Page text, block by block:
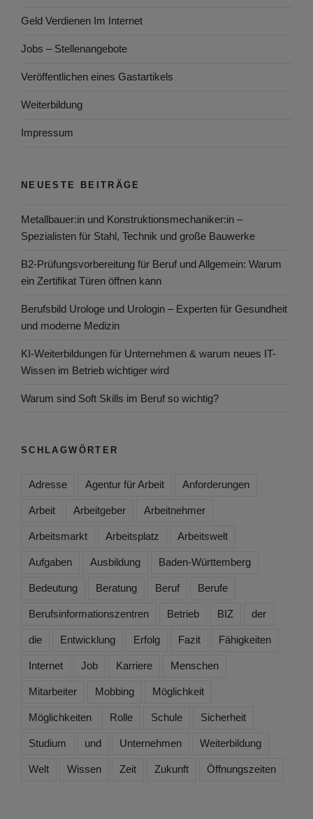
Geld Verdienen Im Internet
Jobs – Stellenangebote
Veröffentlichen eines Gastartikels
Weiterbildung
Impressum
NEUESTE BEITRÄGE
Metallbauer:in und Konstruktionsmechaniker:in –
Spezialisten für Stahl, Technik und große Bauwerke
B2-Prüfungsvorbereitung für Beruf und Allgemein: Warum
ein Zertifikat Türen öffnen kann
Berufsbild Urologe und Urologin – Experten für Gesundheit
und moderne Medizin
KI-Weiterbildungen für Unternehmen & warum neues IT-
Wissen im Betrieb wichtiger wird
Warum sind Soft Skills im Beruf so wichtig?
SCHLAGWÖRTER
Adresse Agentur für Arbeit Anforderungen
Arbeit Arbeitgeber Arbeitnehmer
Arbeitsmarkt Arbeitsplatz Arbeitswelt
Aufgaben Ausbildung Baden-Württemberg
Bedeutung Beratung Beruf Berufe
Berufsinformationszentren Betrieb BIZ der
die Entwicklung Erfolg Fazit Fähigkeiten
Internet Job Karriere Menschen
Mitarbeiter Mobbing Möglichkeit
Möglichkeiten Rolle Schule Sicherheit
Studium und Unternehmen Weiterbildung
Welt Wissen Zeit Zukunft Öffnungszeiten